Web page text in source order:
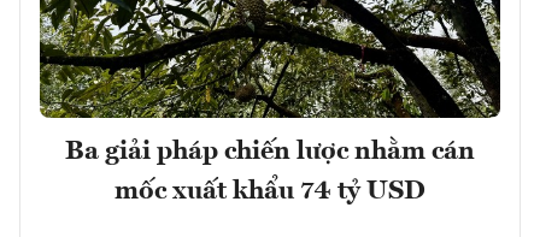
Ba giải pháp chiến lược nhằm cán
mốc xuất khẩu 74 tỷ USD